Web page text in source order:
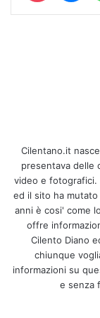
Cilentano.it
presentava delle
video e fotografici.
ed il sito ha
anni è cosi' come
offre
Cilento Diano
chiunque
informazioni su
e senza